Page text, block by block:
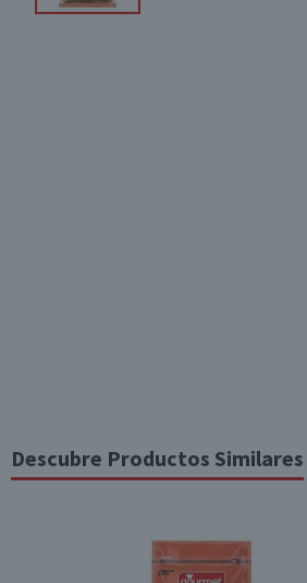
Descubre Productos Similares